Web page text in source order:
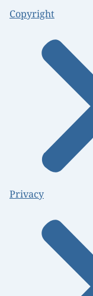
Copyright
Privacy